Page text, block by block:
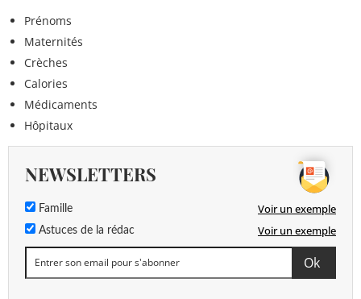
Prénoms
Maternités
Crèches
Calories
Médicaments
Hôpitaux
NEWSLETTERS
Famille Voir un exemple
Astuces de la rédac Voir un exemple